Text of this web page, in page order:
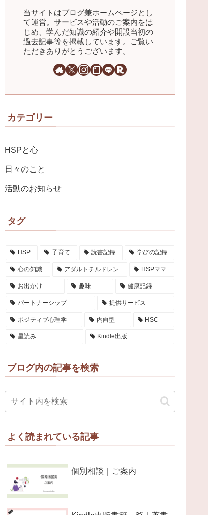
当サイトはブログ兼ホームページとし
て運営。サービスや活動のご案内をは
じめ、学んだ知識の紹介や開設当初の
過去記事等を掲載しています。ご覧い
ただきありがとうございます。
カテゴリー
HSPと心
日々のこと
活動のお知らせ
タグ
HSP 子育て 読書記録 学びの記録
心の知識 アダルトチルドレン HSPママ
お出かけ 趣味 健康記録
パートナーシップ 提供サービス
ポジティブ心理学 内向型 HSC
星読み Kindle出版
ブログ内の記事を検索
よく読まれている記事
個別相談｜ご案内